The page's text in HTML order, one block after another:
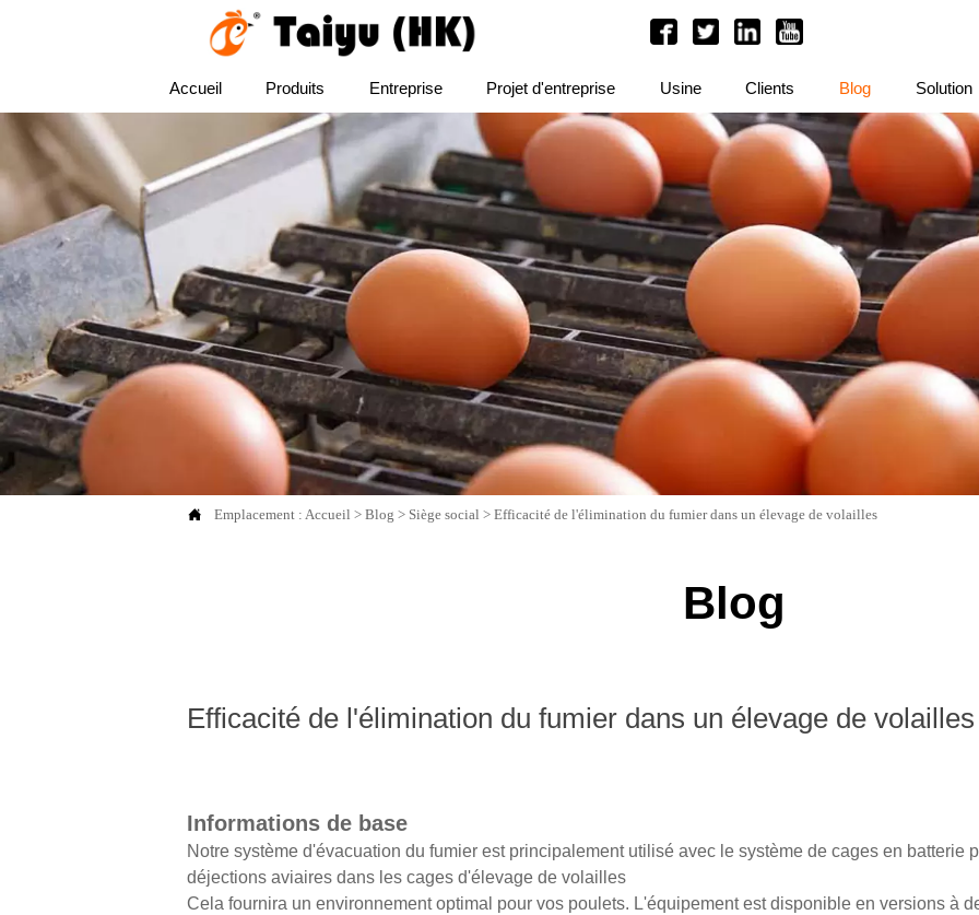
Accueil Produits Entreprise Projet d'entreprise Usine Clients Blog Solution
 Emplacement :Accueil >Blog > Siège social >Efficacité de l'élimination du fumier dans un élevage de volailles
Blog
Efficacité de l'élimination du fumier dans un élevage de volailles
Informations de base
Notre système d'évacuation du fumier est principalement utilisé avec le système de cages en batterie
déjections aviaires dans les cages d'élevage de volailles
Cela fournira un environnement optimal pour vos poulets. L'équipement est disponible en versions à